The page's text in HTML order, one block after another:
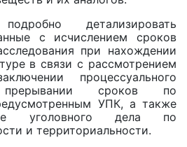
детализировать
с исчислением сроков
при нахождении
в связи с рассмотрением
процессуального
прерывании сроков по
УПК, а также
уголовного дела по
и территориальности.